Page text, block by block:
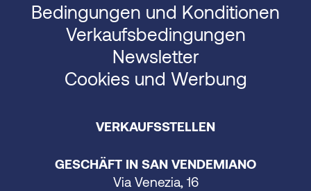
Bedingungen und Konditionen
Verkaufsbedingungen
Newsletter
Cookies und Werbung
VERKAUFSSTELLEN
GESCHÄFT IN SAN VENDEMIANO
Via Venezia, 16